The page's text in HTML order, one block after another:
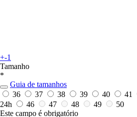
+-1
Tamanho
*
Guia de tamanhos
36
37 38 39 40 41
24h
46 47 48 49
50
Este campo é obrigatório